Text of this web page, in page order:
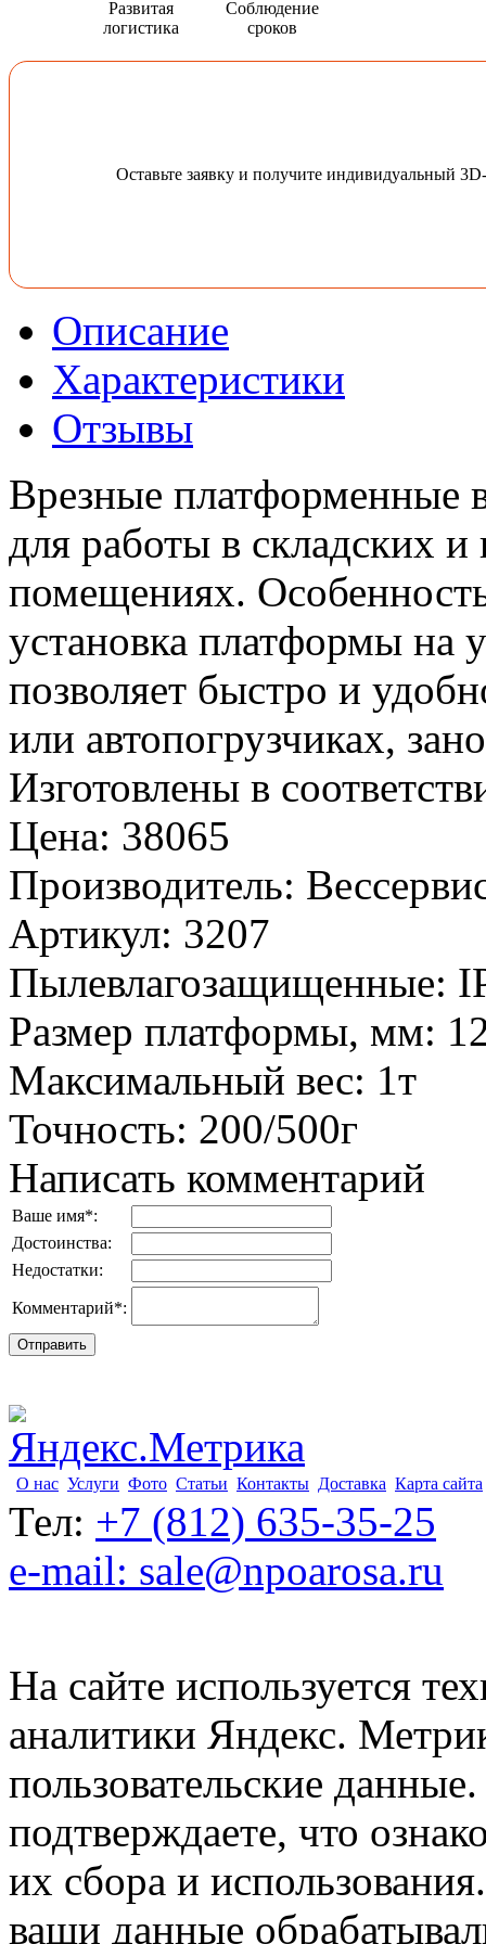
Развитая
логистика
Соблюдение
сроков
Оставьте заявку и получите индивидуальный
Описание
Характеристики
Отзывы
Врезные платформенные
для работы в складских
помещениях.
установка платформы на
позволяет быстро и
или автопогрузчиках,
Изготовлены в
Цена: 38065
Производитель:
Артикул: 3207
Пылевлагозащищенные:
Размер платформы, мм:
Максимальный вес: 1т
Точность: 200/500г
Написать комментарий
Ваше имя*:
Достоинства:
Недостатки:
Комментарий*:
О нас Услуги Фото Статьи Контакты Доставка Карта сайта
Тел: +7 (812) 635-35-25
e-mail: sale@npoarosa.ru
На сайте используется
аналитики Яндекс.
пользовательские
подтверждаете, что
их сбора и
ваши данные